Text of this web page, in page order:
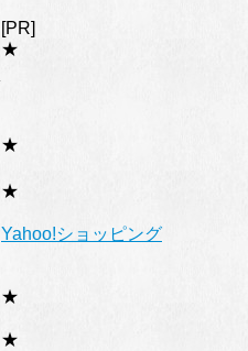
[PR]
★
★
★
Yahoo!ショッピング
★
★